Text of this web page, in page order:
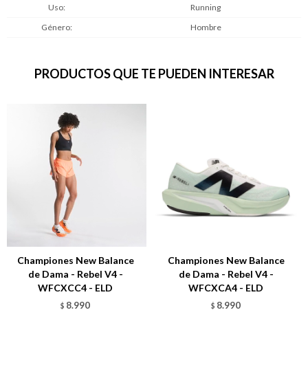
Uso
Running
Género
Hombre
PRODUCTOS QUE TE PUEDEN INTERESAR
Championes New Balance
de Dama - Rebel V4 -
WFCXCC4 - ELD
$ 8.990
Championes New Balance
de Dama - Rebel V4 -
WFCXCA4 - ELD
$ 8.990